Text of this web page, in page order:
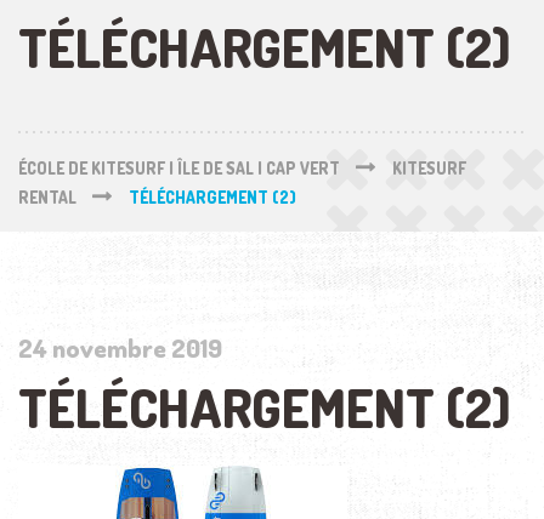
TÉLÉCHARGEMENT (2)
ÉCOLE DE KITESURF | ÎLE DE SAL | CAP VERT
KITESURF
RENTAL
TÉLÉCHARGEMENT (2)
24 novembre 2019
TÉLÉCHARGEMENT (2)